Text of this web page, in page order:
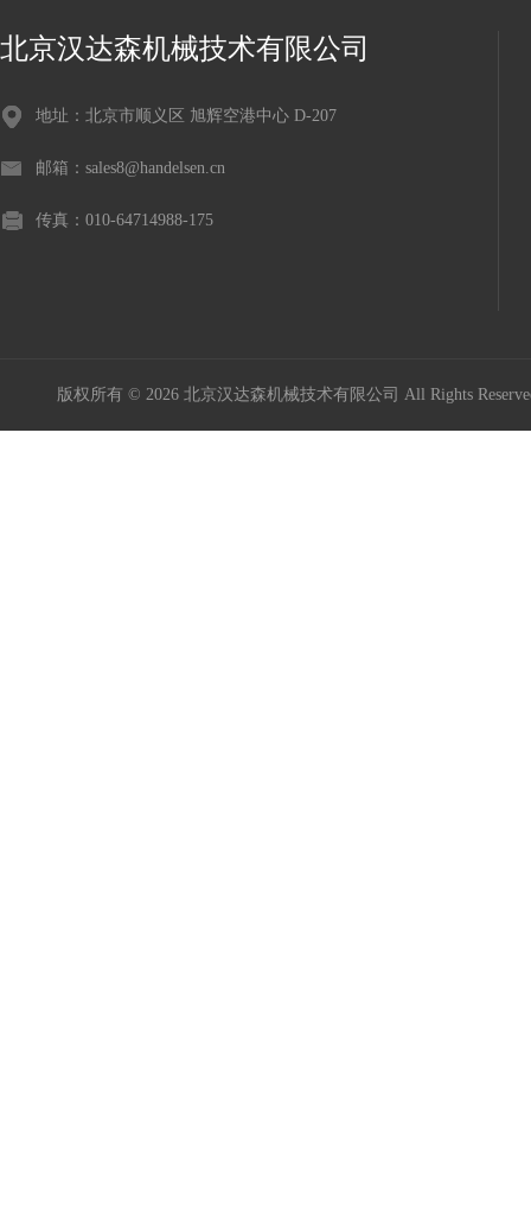
北京汉达森机械技术有限公司
地址：北京市顺义区 旭辉空港中心 D-207
邮箱：sales8@handelsen.cn
传真：010-64714988-175
版权所有 © 2026 北京汉达森机械技术有限公司 All Rights